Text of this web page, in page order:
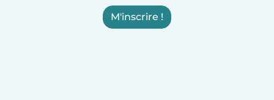
M'inscrire !